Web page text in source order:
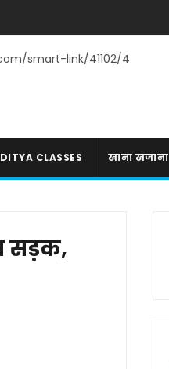
smart-link/41102/4
CLASSES खाना खजाना
सड़क,